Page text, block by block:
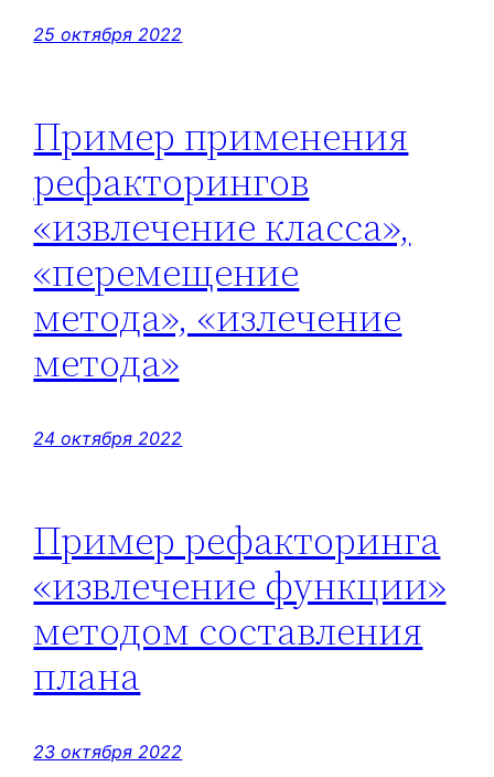
25 октября 2022
Пример применения
рефакторингов
«извлечение класса»,
«перемещение
метода», «излечение
метода»
24 октября 2022
Пример рефакторинга
«извлечение функции»
методом составления
плана
23 октября 2022